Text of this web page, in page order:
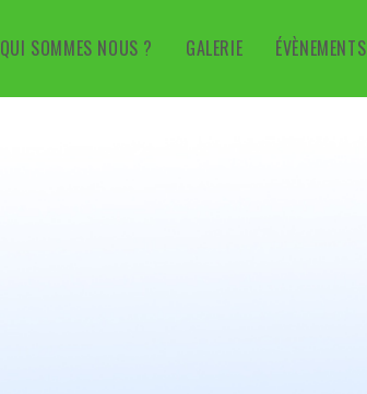
QUI SOMMES NOUS ? GALERIE ÉVÈNEMENTS